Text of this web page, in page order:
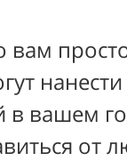
в вашем
от